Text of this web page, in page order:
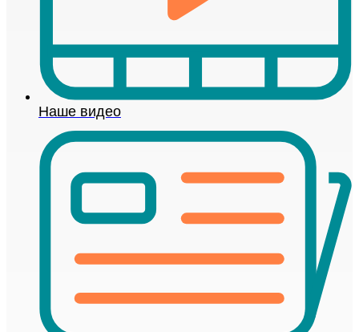
Наше видео